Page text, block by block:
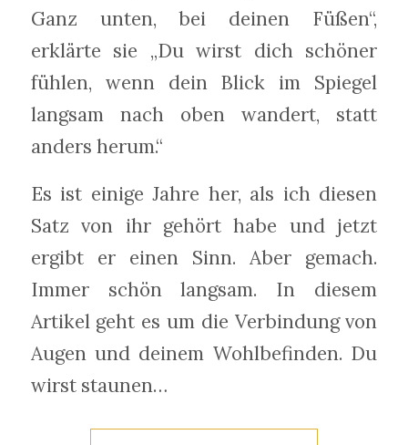
Ganz unten, bei deinen Füßen“,
erklärte sie „Du wirst dich schöner
fühlen, wenn dein Blick im Spiegel
langsam nach oben wandert, statt
anders herum.“
Es ist einige Jahre her, als ich diesen
Satz von ihr gehört habe und jetzt
ergibt er einen Sinn. Aber gemach.
Immer schön langsam. In diesem
Artikel geht es um die Verbindung von
Augen und deinem Wohlbefinden. Du
wirst staunen…